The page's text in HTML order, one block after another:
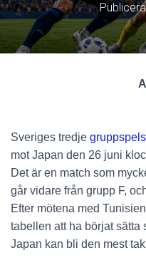
Sveriges tredje
mot Japan den 26 juni
Det är en match som
går vidare från grupp F,
Efter mötena med
tabellen att ha börjat sätta
Japan kan bli den mest